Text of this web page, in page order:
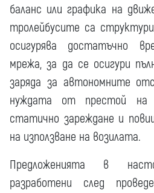
баланс или графика на
тролейбусите са
осигурява достатъчно
мрежа, за да се осигури
заряда за автономните
нуждата от престой на
статично зареждане и
на използване на возилата.
Предложенията в
разработени след